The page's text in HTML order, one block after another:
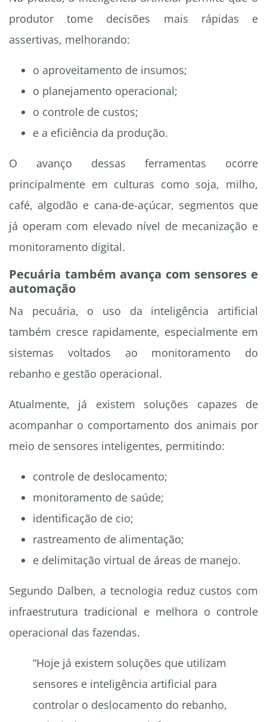
produtor tome decisões mais rápidas e
assertivas, melhorando:
o aproveitamento de insumos;
o planejamento operacional;
o controle de custos;
e a eficiência da produção.
O avanço dessas ferramentas ocorre
principalmente em culturas como soja, milho,
café, algodão e cana-de-açúcar, segmentos que
já operam com elevado nível de mecanização e
monitoramento digital.
Pecuária também avança com sensores e
automação
Na pecuária, o uso da inteligência artificial
também cresce rapidamente, especialmente em
sistemas voltados ao monitoramento do
rebanho e gestão operacional.
Atualmente, já existem soluções capazes de
acompanhar o comportamento dos animais por
meio de sensores inteligentes, permitindo:
controle de deslocamento;
monitoramento de saúde;
identificação de cio;
rastreamento de alimentação;
e delimitação virtual de áreas de manejo.
Segundo Dalben, a tecnologia reduz custos com
infraestrutura tradicional e melhora o controle
operacional das fazendas.
“Hoje já existem soluções que utilizam
sensores e inteligência artificial para
controlar o deslocamento do rebanho,